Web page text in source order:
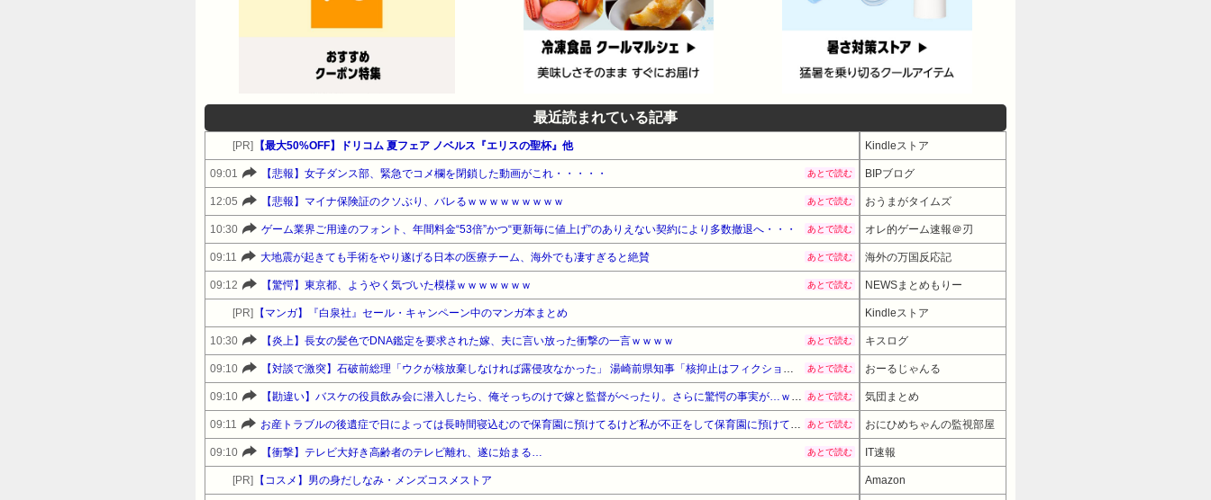
最近読まれている記事
[PR] 【最大50%OFF】ドリコム 夏フェア ノベルス『エリスの聖杯』他 Kindleストア
09:01 【悲報】女子ダンス部、緊急でコメ欄を閉鎖した動画がこれ・・・・・ あとで読む BIPブログ
12:05 【悲報】マイナ保険証のクソぶり、バレるｗｗｗｗｗｗｗｗｗ あとで読む おうまがタイムズ
10:30 ゲーム業界ご用達のフォント、年間料金“53倍”かつ“更新毎に値上げ”のありえない契約により多数撤退へ・・・ あとで読む オレ的ゲーム速報＠刃
09:11 大地震が起きても手術をやり遂げる日本の医療チーム、海外でも凄すぎると絶賛 あとで読む 海外の万国反応記
09:12 【驚愕】東京都、ようやく気づいた模様ｗｗｗｗｗｗｗ あとで読む NEWSまとめもりー
[PR] 【マンガ】『白泉社』セール・キャンペーン中のマンガ本まとめ Kindleストア
10:30 【炎上】長女の髪色でDNA鑑定を要求された嫁、夫に言い放った衝撃の一言ｗｗｗｗ あとで読む キスログ
09:10 【対談で激突】石破前総理「ウクが核放棄しなければ露侵攻なかった」 湯崎前県知事「核抑止はフィクション」 あとで読む おーるじゃんる
09:10 【勘違い】バスケの役員飲み会に潜入したら、俺そっちのけで嫁と監督がべったり。さらに驚愕の事実が…ｗｗｗ あとで読む 気団まとめ
09:11 お産トラブルの後遺症で日によっては長時間寝込むので保育園に預けてるけど私が不正をして保育園に預けてると思い込んでいるママ達がうざったい あとで読む おにひめちゃんの監視部屋
09:10 【衝撃】テレビ大好き高齢者のテレビ離れ、遂に始まる… あとで読む IT速報
[PR] 【コスメ】男の身だしなみ・メンズコスメストア Amazon